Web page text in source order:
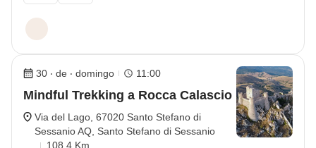
30 ‧ de ‧ domingo 11:00
Mindful Trekking a Rocca Calascio
Via del Lago, 67020 Santo Stefano di
Sessanio AQ, Santo Stefano di Sessanio
108.4 Km